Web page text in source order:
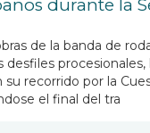
durante la
de la banda de
desfiles procesionales,
su recorrido por la
el final del tra